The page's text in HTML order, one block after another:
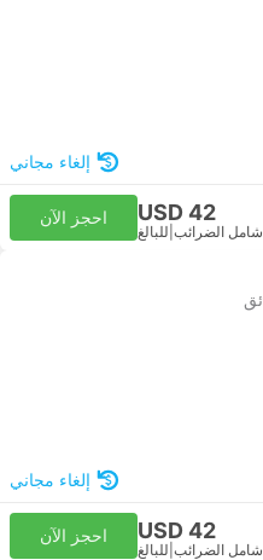
إلغاء مجاني
USD 42
شامل الضرائب للبالغ
احجز الآن
إلغاء مجاني
USD 42
شامل الضرائب للبالغ
احجز الآن